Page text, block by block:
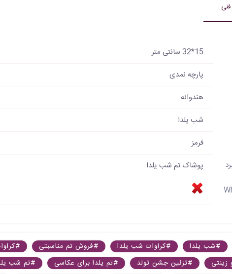
15*32 سانتی متر
پارچه نمدی
هندوانه
شب یلدا
قرمز
پوشاک تم شب یلدا
#شب یلدا #کراوات شب یلدا #فروش تم مناسبتی
#تزئین جشن تولد #تم یلدا برای عکاسی #تم شب